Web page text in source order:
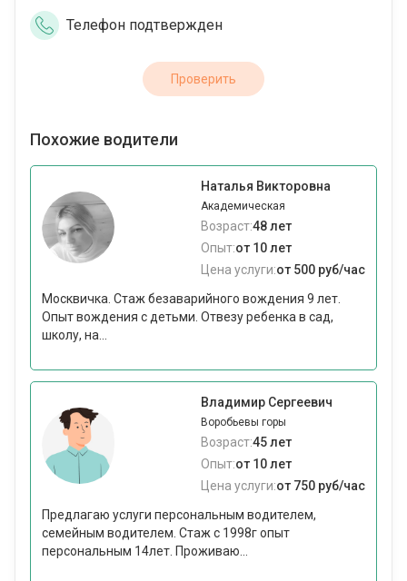
Телефон подтвержден
Проверить
Похожие водители
Наталья Викторовна
Академическая
Возраст:48 лет
Опыт:от 10 лет
Цена услуги:от 500 руб/час
Москвичка. Стаж безаварийного вождения 9 лет.
Опыт вождения с детьми. Отвезу ребенка в сад,
школу, на...
Владимир Сергеевич
Воробьевы горы
Возраст:45 лет
Опыт:от 10 лет
Цена услуги:от 750 руб/час
Предлагаю услуги персональным водителем,
семейным водителем. Стаж с 1998г опыт
персональным 14лет. Проживаю...